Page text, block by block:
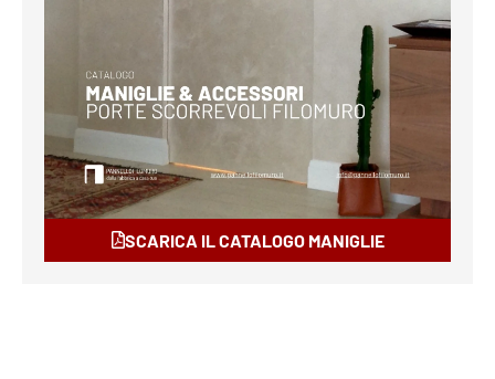
SCARICA IL CATALOGO MANIGLIE